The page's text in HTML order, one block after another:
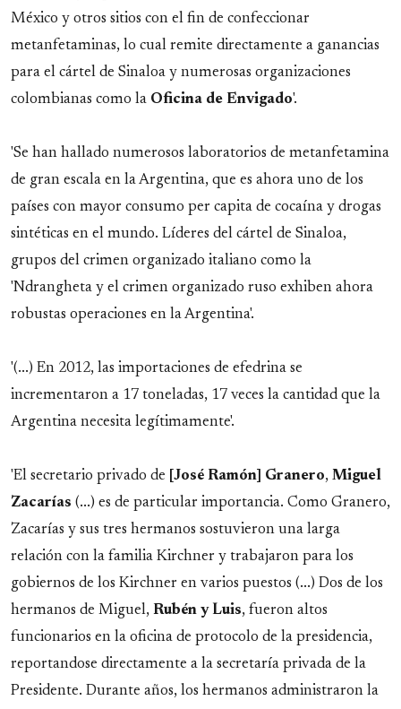
México y otros sitios con el fin de confeccionar
metanfetaminas, lo cual remite directamente a ganancias
para el cártel de Sinaloa y numerosas organizaciones
colombianas como la Oficina de Envigado'.
'Se han hallado numerosos laboratorios de metanfetamina
de gran escala en la Argentina, que es ahora uno de los
países con mayor consumo per capita de cocaína y drogas
sintéticas en el mundo. Líderes del cártel de Sinaloa,
grupos del crimen organizado italiano como la
'Ndrangheta y el crimen organizado ruso exhiben ahora
robustas operaciones en la Argentina'.
'(...) En 2012, las importaciones de efedrina se
incrementaron a 17 toneladas, 17 veces la cantidad que la
Argentina necesita legítimamente'.
'El secretario privado de [José Ramón] Granero, Miguel
Zacarías (...) es de particular importancia. Como Granero,
Zacarías y sus tres hermanos sostuvieron una larga
relación con la familia Kirchner y trabajaron para los
gobiernos de los Kirchner en varios puestos (...) Dos de los
hermanos de Miguel, Rubén y Luis, fueron altos
funcionarios en la oficina de protocolo de la presidencia,
reportandose directamente a la secretaría privada de la
Presidente. Durante años, los hermanos administraron la